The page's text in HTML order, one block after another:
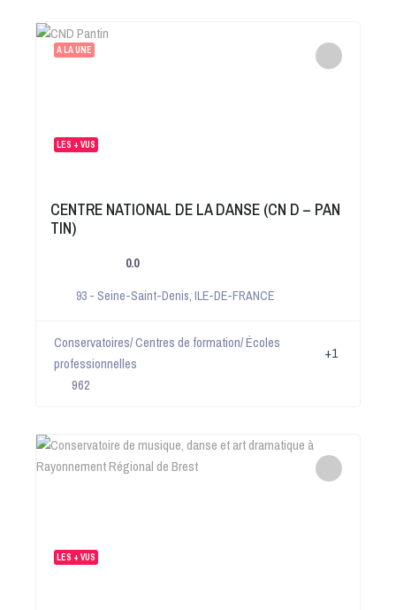
A LA UNE
LES + VUS
CENTRE NATIONAL DE LA DANSE (CN D – PAN
TIN)
0.0
93 - Seine-Saint-Denis, ILE-DE-FRANCE
Conservatoires/ Centres de formation/ Écoles
professionnelles
+1
962
LES + VUS